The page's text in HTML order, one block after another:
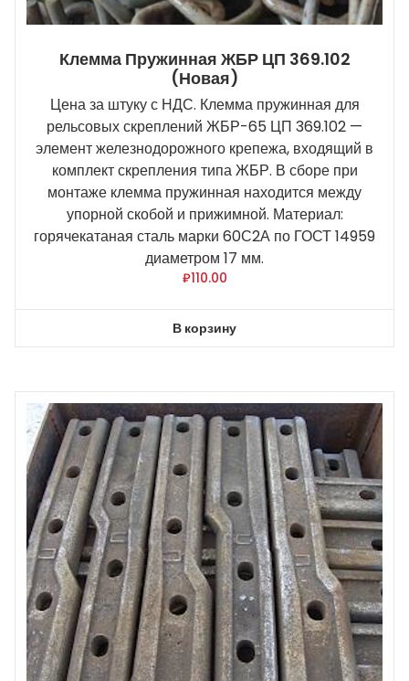
Клемма Пружинная ЖБР ЦП 369.102
(новая)
Цена за штуку с НДС. Клемма пружинная для
рельсовых скреплений ЖБР-65 ЦП 369.102 —
элемент железнодорожного крепежа, входящий в
комплект скрепления типа ЖБР. В сборе при
монтаже клемма пружинная находится между
упорной скобой и прижимной. Материал:
горячекатаная сталь марки 60С2А по ГОСТ 14959
диаметром 17 мм.
₽110.00
В корзину